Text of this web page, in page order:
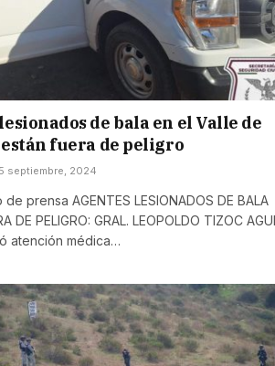
de bala en el Valle de
fuera de peligro
5 septiembre, 2024
prensa AGENTES LESIONADOS DE BALA
DE PELIGRO: GRAL. LEOPOLDO TIZOC
atención médica…